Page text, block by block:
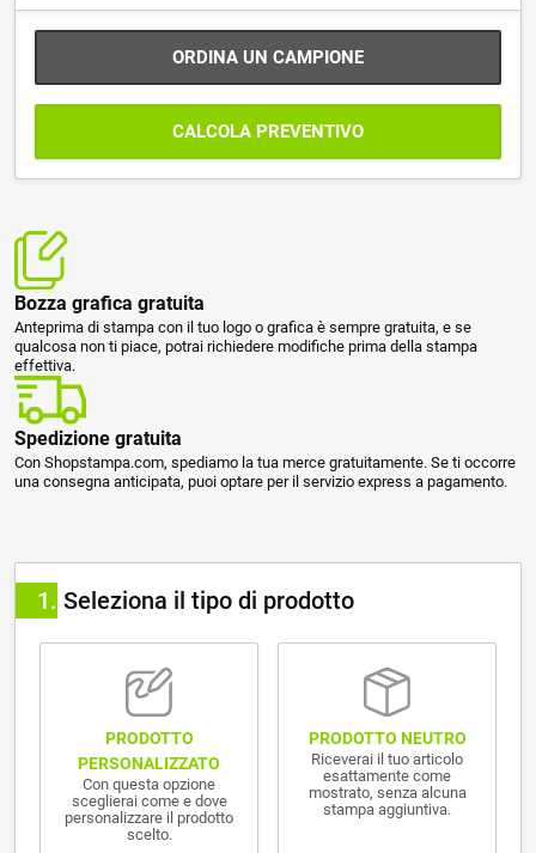
ORDINA UN CAMPIONE
CALCOLA PREVENTIVO
Bozza grafica gratuita
Anteprima di stampa con il tuo logo o grafica è sempre gratuita, e se
qualcosa non ti piace, potrai richiedere modifiche prima della stampa
effettiva.
Spedizione gratuita
Con Shopstampa.com, spediamo la tua merce gratuitamente. Se ti occorre
una consegna anticipata, puoi optare per il servizio express a pagamento.
1 Seleziona il tipo di prodotto
PRODOTTO
PERSONALIZZATO
Con questa opzione
sceglierai come e dove
personalizzare il prodotto
scelto.
PRODOTTO NEUTRO
Riceverai il tuo articolo
esattamente come
mostrato, senza alcuna
stampa aggiuntiva.